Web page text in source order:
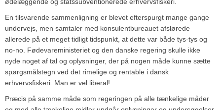
En tilsvarende sammenligning er blevet efterspurgt mange gange
undervejs, men samtaler med konsulentbureauet afslørede
allerede på et meget tidligt tidspunkt, at dette var både tys-tys og
no-no. Fødevareministeriet og den danske regering skulle ikke
nyde noget af tal og oplysninger, der på nogen måde kunne sætte
spørgsmålstegn ved det rimelige og rentable i dansk
erhvervsfiskeri. Man er vel liberal!
Præcis på samme måde som regeringen på alle tænkelige måder